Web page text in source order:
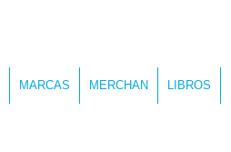
MARCAS MERCHAN LIBROS